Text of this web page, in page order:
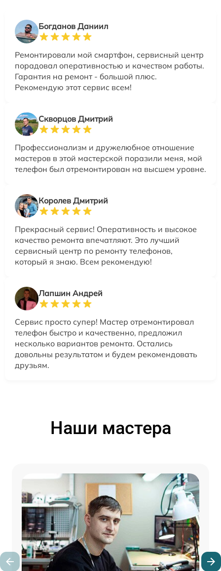
Богданов Даниил
Ремонтировали мой смартфон, сервисный центр
порадовал оперативностью и качеством работы.
Гарантия на ремонт - большой плюс.
Рекомендую этот сервис всем!
Скворцов Дмитрий
Профессионализм и дружелюбное отношение
мастеров в этой мастерской поразили меня, мой
телефон был отремонтирован на высшем уровне.
Королев Дмитрий
Прекрасный сервис! Оперативность и высокое
качество ремонта впечатляют. Это лучший
сервисный центр по ремонту телефонов,
который я знаю. Всем рекомендую!
Лапшин Андрей
Сервис просто супер! Мастер отремонтировал
телефон быстро и качественно, предложил
несколько вариантов ремонта. Остались
довольны результатом и будем рекомендовать
друзьям.
Наши мастера